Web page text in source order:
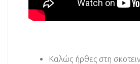
Καλώς ήρθες στη